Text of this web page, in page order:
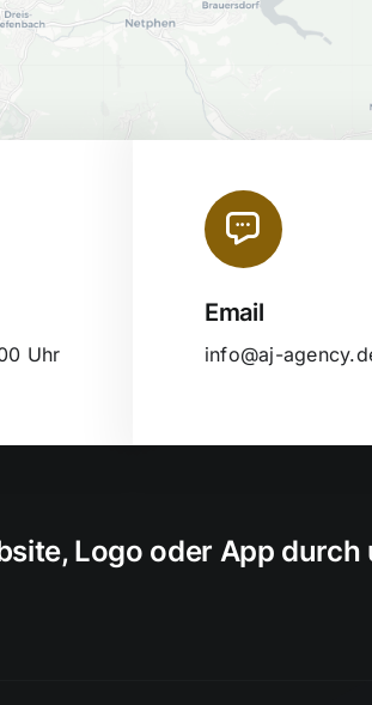
Uhr
Email
info@aj-
Logo oder App durch